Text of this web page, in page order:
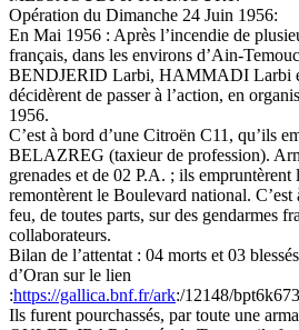
Opération du Dimanche 24 Juin 1956:
En Mai 1956 : Après l’incendie de
français, dans les environs d’Ain-
BENDJERID Larbi, HAMMADI Larbi
décidèrent de passer à l’action, en
1956.
C’est à bord d’une Citroën C11, qu’ils
BELAZREG (taxieur de profession).
grenades et de 02 P.A. ; ils empruntèrent
remontèrent le Boulevard national. C’est
feu, de toutes parts, sur des gendarmes
collaborateurs.
Bilan de l’attentat : 04 morts et 03
d’Oran sur le lien
:https://gallica.bnf.fr/ark:/12148/
Ils furent pourchassés, par toute une